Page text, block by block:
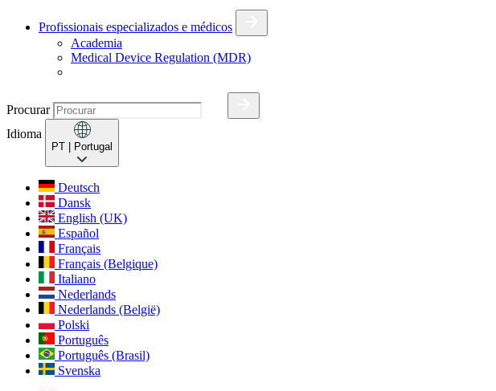
Profissionais especializados e médicos
Academia
Medical Device Regulation (MDR)
Procurar
Idioma
PT | Portugal
Deutsch
Dansk
English (UK)
Español
Français
Français (Belgique)
Italiano
Nederlands
Nederlands (België)
Polski
Português
Português (Brasil)
Svenska